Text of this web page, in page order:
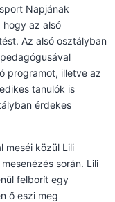
Napjának
az alsó
Az alsó osztályban
programot, illetve az
tanulók is
érdekes
meséi közül Lili
során. Lili
felborít egy
ő eszi meg